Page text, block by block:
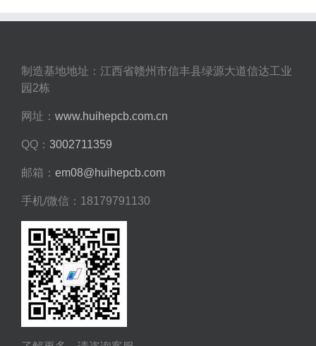
制造基地地址：江西省赣州市信丰县绿源大道信达工业
园2栋
网址： www.huihepcb.com.cn
QQ： 3002711359
邮箱： em08@huihepcb.com
手机/微信：18179791130